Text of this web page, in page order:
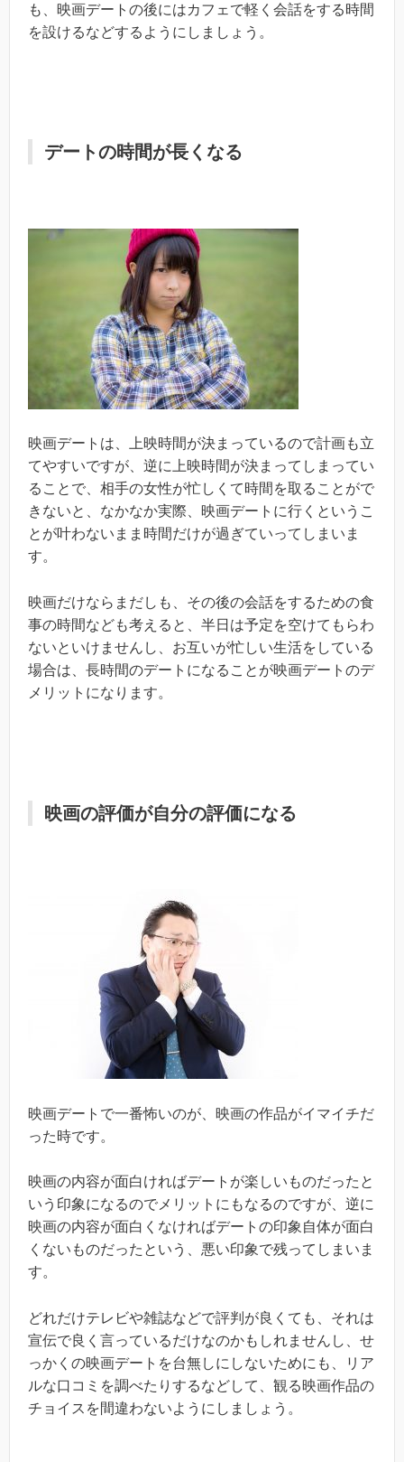
も、映画デートの後にはカフェで軽く会話をする時間
を設けるなどするようにしましょう。
デートの時間が長くなる
映画デートは、上映時間が決まっているので計画も立
てやすいですが、逆に上映時間が決まってしまってい
ることで、相手の女性が忙しくて時間を取ることがで
きないと、なかなか実際、映画デートに行くというこ
とが叶わないまま時間だけが過ぎていってしまいま
す。
映画だけならまだしも、その後の会話をするための食
事の時間なども考えると、半日は予定を空けてもらわ
ないといけませんし、お互いが忙しい生活をしている
場合は、長時間のデートになることが映画デートのデ
メリットになります。
映画の評価が自分の評価になる
映画デートで一番怖いのが、映画の作品がイマイチだ
った時です。
映画の内容が面白ければデートが楽しいものだったと
いう印象になるのでメリットにもなるのですが、逆に
映画の内容が面白くなければデートの印象自体が面白
くないものだったという、悪い印象で残ってしまいま
す。
どれだけテレビや雑誌などで評判が良くても、それは
宣伝で良く言っているだけなのかもしれませんし、せ
っかくの映画デートを台無しにしないためにも、リア
ルな口コミを調べたりするなどして、観る映画作品の
チョイスを間違わないようにしましょう。